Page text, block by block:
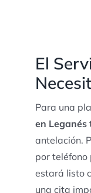
El
Para una
en Leganés
antelación.
por
estará listo
una cita